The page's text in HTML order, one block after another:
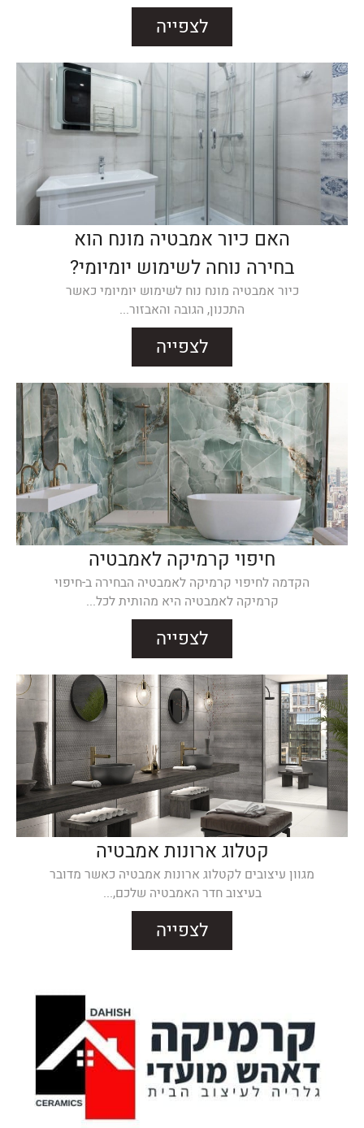
לצפייה
האם כיור אמבטיה מונח הוא
בחירה נוחה לשימוש יומיומי?
כיור אמבטיה מונח נוח לשימוש יומיומי כאשר
התכנון, הגובה והאבזור...
לצפייה
חיפוי קרמיקה לאמבטיה
הקדמה לחיפוי קרמיקה לאמבטיה הבחירה ב-חיפוי
קרמיקה לאמבטיה היא מהותית לכל...
לצפייה
קטלוג ארונות אמבטיה
מגוון עיצובים לקטלוג ארונות אמבטיה כאשר מדובר
בעיצוב חדר האמבטיה שלכם,...
לצפייה